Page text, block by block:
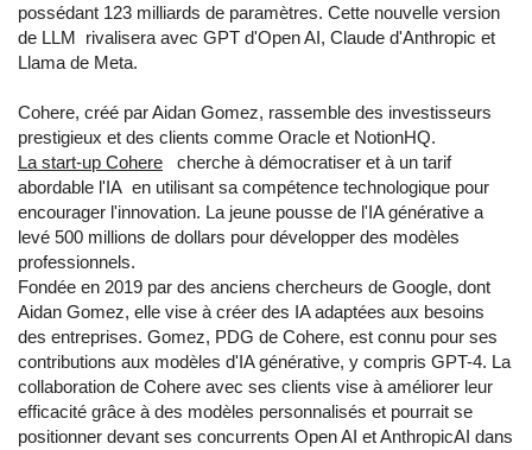
possédant 123 milliards de paramètres. Cette nouvelle version
de LLM rivalisera avec GPT d'Open AI, Claude d'Anthropic et
Llama de Meta.
Cohere, créé par Aidan Gomez, rassemble des investisseurs
prestigieux et des clients comme Oracle et NotionHQ.
La start-up Cohere cherche à démocratiser et à un tarif
abordable l'IA en utilisant sa compétence technologique pour
encourager l'innovation. La jeune pousse de l'IA générative a
levé 500 millions de dollars pour développer des modèles
professionnels.
Fondée en 2019 par des anciens chercheurs de Google, dont
Aidan Gomez, elle vise à créer des IA adaptées aux besoins
des entreprises. Gomez, PDG de Cohere, est connu pour ses
contributions aux modèles d'IA générative, y compris GPT-4. La
collaboration de Cohere avec ses clients vise à améliorer leur
efficacité grâce à des modèles personnalisés et pourrait se
positionner devant ses concurrents Open AI et AnthropicAI dans